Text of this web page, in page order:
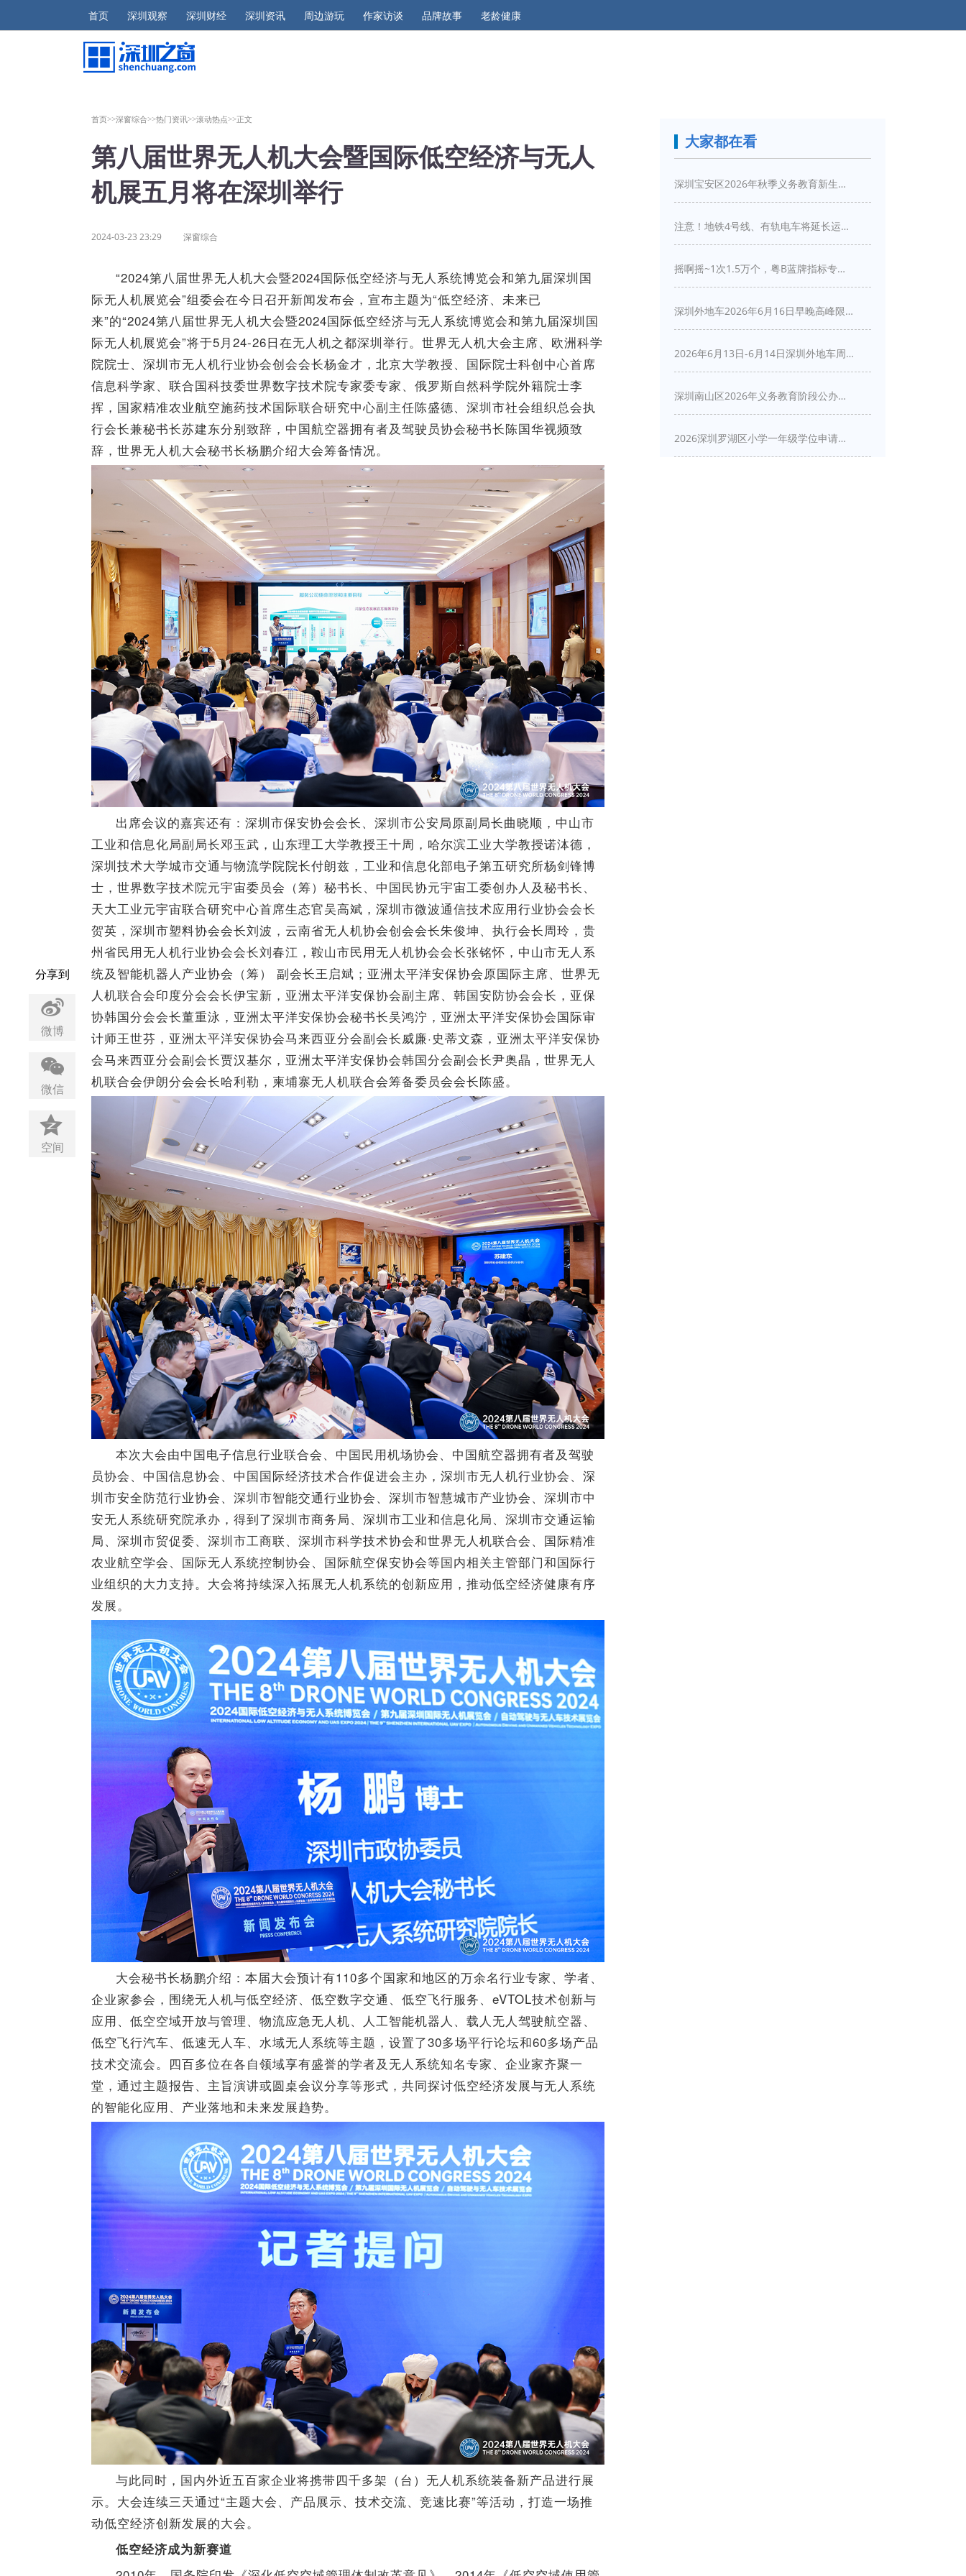
首页 深圳观察 深圳财经 深圳资讯 周边游玩 作家访谈 品牌故事 老龄健康
首页>>深窗综合>>热门资讯>>滚动热点>>正文
第八届世界无人机大会暨国际低空经济与无人
机展五月将在深圳举行
2024-03-23 23:29 深窗综合
“2024第八届世界无人机大会暨2024国际低空经济与无人系统博览会和第九届深圳国
际无人机展览会”组委会在今日召开新闻发布会，宣布主题为“低空经济、未来已
来”的“2024第八届世界无人机大会暨2024国际低空经济与无人系统博览会和第九届深圳国
际无人机展览会”将于5月24-26日在无人机之都深圳举行。世界无人机大会主席、欧洲科学
院院士、深圳市无人机行业协会创会会长杨金才，北京大学教授、国际院士科创中心首席
信息科学家、联合国科技委世界数字技术院专家委专家、俄罗斯自然科学院外籍院士李
挥，国家精准农业航空施药技术国际联合研究中心副主任陈盛德、深圳市社会组织总会执
行会长兼秘书长苏建东分别致辞，中国航空器拥有者及驾驶员协会秘书长陈国华视频致
辞，世界无人机大会秘书长杨鹏介绍大会筹备情况。
出席会议的嘉宾还有：深圳市保安协会会长、深圳市公安局原副局长曲晓顺，中山市
工业和信息化局副局长邓玉武， 山东理工大学教授王十周，哈尔滨工业大学教授诺泍德，
深圳技术大学城市交通与物流学院院长付朗兹，工业和信息化部电子第五研究所杨剑锋博
士，世界数字技术院元宇宙委员会（筹）秘书长、中国民协元宇宙工委创办人及秘书长、
天大工业元宇宙联合研究中心首席生态官吴高斌，深圳市微波通信技术应用行业协会会长
贺英，深圳市塑料协会会长刘波，云南省无人机协会创会会长朱俊坤、执行会长周玲，贵
州省民用无人机行业协会会长刘春江，鞍山市民用无人机协会会长张铭怀，中山市无人系
统及智能机器人产业协会（筹） 副会长王启斌；亚洲太平洋安保协会原国际主席、世界无
人机联合会印度分会会长伊宝新，亚洲太平洋安保协会副主席、韩国安防协会会长，亚保
协韩国分会会长董重泳，亚洲太平洋安保协会秘书长吴鸿泞，亚洲太平洋安保协会国际审
计师王世芬，亚洲太平洋安保协会马来西亚分会副会长威廉·史蒂文森，亚洲太平洋安保协
会马来西亚分会副会长贾汉基尔，亚洲太平洋安保协会韩国分会副会长尹奥晶，世界无人
机联合会伊朗分会会长哈利勒，柬埔寨无人机联合会筹备委员会会长陈盛。
本次大会由中国电子信息行业联合会、中国民用机场协会、中国航空器拥有者及驾驶
员协会、中国信息协会、中国国际经济技术合作促进会主办，深圳市无人机行业协会、深
圳市安全防范行业协会、深圳市智能交通行业协会、深圳市智慧城市产业协会、深圳市中
安无人系统研究院承办，得到了深圳市商务局、深圳市工业和信息化局、深圳市交通运输
局、深圳市贸促委、深圳市工商联、深圳市科学技术协会和世界无人机联合会、国际精准
农业航空学会、国际无人系统控制协会、国际航空保安协会等国内相关主管部门和国际行
业组织的大力支持。大会将持续深入拓展无人机系统的创新应用，推动低空经济健康有序
发展。
大会秘书长杨鹏介绍：本届大会预计有110多个国家和地区的万余名行业专家、学者、
企业家参会，围绕无人机与低空经济、低空数字交通、低空飞行服务、eVTOL技术创新与
应用、低空空域开放与管理、物流应急无人机、人工智能机器人、载人无人驾驶航空器、
低空飞行汽车、低速无人车、水域无人系统等主题，设置了30多场平行论坛和60多场产品
技术交流会。四百多位在各自领域享有盛誉的学者及无人系统知名专家、企业家齐聚一
堂，通过主题报告、主旨演讲或圆桌会议分享等形式，共同探讨低空经济发展与无人系统
的智能化应用、产业落地和未来发展趋势。
与此同时，国内外近五百家企业将携带四千多架（台）无人机系统装备新产品进行展
示。大会连续三天通过“主题大会、产品展示、技术交流、竞速比赛”等活动，打造一场推
动低空经济创新发展的大会。
低空经济成为新赛道
分享到
微博
微信
空间
大家都在看
深圳宝安区2026年秋季义务教育新生入学指引
注意！地铁4号线、有轨电车将延长运营服务！
摇啊摇~1次1.5万个，粤B蓝牌指标专项摇号又来啦！
深圳外地车2026年6月16日早晚高峰限行详情
2026年6月13日-6月14日深圳外地车周末限行吗
深圳南山区2026年义务教育阶段公办学校新生入学申请指南
2026深圳罗湖区小学一年级学位申请指南